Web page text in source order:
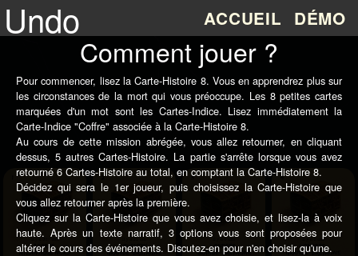
Undo ACCUEIL DÉMO
Comment jouer ?
Pour commencer, lisez la Carte-Histoire 8. Vous en apprendrez plus sur
les circonstances de la mort qui vous préoccupe. Les 8 petites cartes
marquées d'un mot sont les Cartes-Indice. Lisez immédiatement la
Carte-Indice "Coffre" associée à la Carte-Histoire 8.
Au cours de cette mission abrégée, vous allez retourner, en cliquant
dessus, 5 autres Cartes-Histoire. La partie s'arrête lorsque vous avez
retourné 6 Cartes-Histoire au total, en comptant la Carte-Histoire 8.
Décidez qui sera le 1er joueur, puis choisissez la Carte-Histoire que
vous allez retourner après la première.
Cliquez sur la Carte-Histoire que vous avez choisie, et lisez-la à voix
haute. Après un texte narratif, 3 options vous sont proposées pour
altérer le cours des événements. Discutez-en pour n'en choisir qu'une.